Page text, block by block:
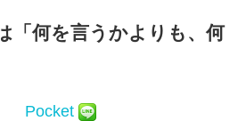
「何を言うかよりも、何
Pocket